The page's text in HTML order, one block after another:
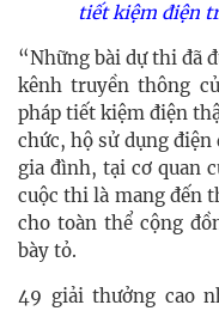
tiết kiệm điện
“Những bài dự thi đã
kênh truyền thông
pháp tiết kiệm điện
chức, hộ sử dụng điện
gia đình, tại cơ quan
cuộc thi là mang đến
cho toàn thể cộng
bày tỏ.
49 giải thưởng cao